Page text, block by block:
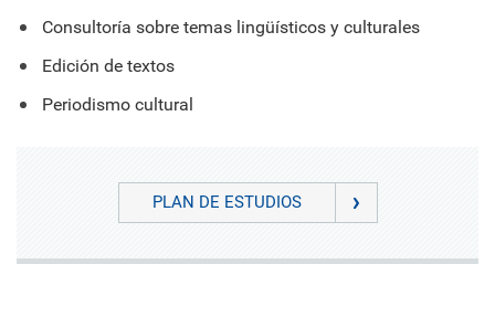
Consultoría sobre temas lingüísticos y culturales
Edición de textos
Periodismo cultural
PLAN DE ESTUDIOS